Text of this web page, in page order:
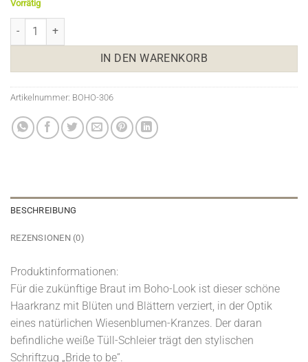
Vorrätig
Blumen-Haarkranz mit Schleier "Bride to Be" Menge
IN DEN WARENKORB
Artikelnummer: BOHO-306
BESCHREIBUNG
REZENSIONEN (0)
Produktinformationen:
Für die zukünftige Braut im Boho-Look ist dieser schöne
Haarkranz mit Blüten und Blättern verziert, in der Optik
eines natürlichen Wiesenblumen-Kranzes. Der daran
befindliche weiße Tüll-Schleier trägt den stylischen
Schriftzug „Bride to be“.